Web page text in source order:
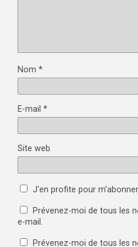
Nom *
E-mail *
Site web
J'en profite pour m'abonner
Prévenez-moi de tous les
e-mail.
Prévenez-moi de tous les